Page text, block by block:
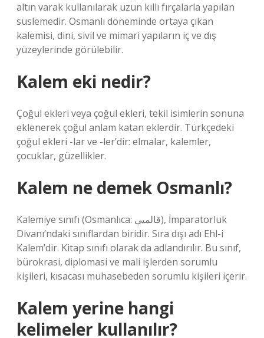
altın varak kullanılarak uzun kıllı fırçalarla yapılan
süslemedir. Osmanlı döneminde ortaya çıkan
kalemisi, dini, sivil ve mimari yapıların iç ve dış
yüzeylerinde görülebilir.
Kalem eki nedir?
Çoğul ekleri veya çoğul ekleri, tekil isimlerin sonuna
eklenerek çoğul anlam katan eklerdir. Türkçedeki
çoğul ekleri -lar ve -ler’dir: elmalar, kalemler,
çocuklar, güzellikler.
Kalem ne demek Osmanlı?
Kalemiye sınıfı (Osmanlıca: قالميي‎), İmparatorluk
Divanı’ndaki sınıflardan biridir. Sıra dışı adı Ehl-i
Kalem’dir. Kitap sınıfı olarak da adlandırılır. Bu sınıf,
bürokrasi, diplomasi ve mali işlerden sorumlu
kişileri, kısacası muhasebeden sorumlu kişileri içerir.
Kalem yerine hangi
kelimeler kullanılır?